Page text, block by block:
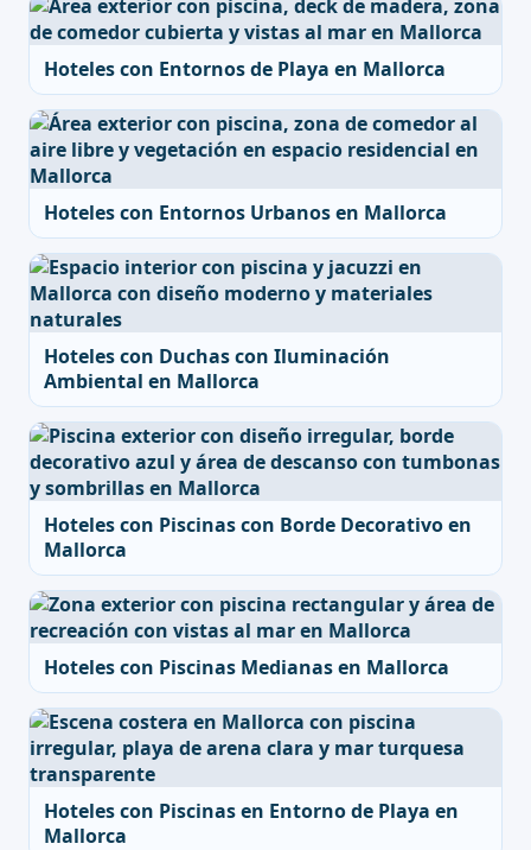
Hoteles con Entornos de Playa en Mallorca
Hoteles con Entornos Urbanos en Mallorca
Hoteles con Duchas con Iluminación
Ambiental en Mallorca
Hoteles con Piscinas con Borde Decorativo en
Mallorca
Hoteles con Piscinas Medianas en Mallorca
Hoteles con Piscinas en Entorno de Playa en
Mallorca